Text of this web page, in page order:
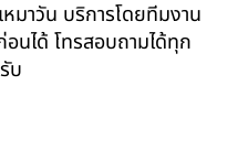
หมาวัน บริการโดยทีมงาน
นได้ โทรสอบถามได้ทุก
บ